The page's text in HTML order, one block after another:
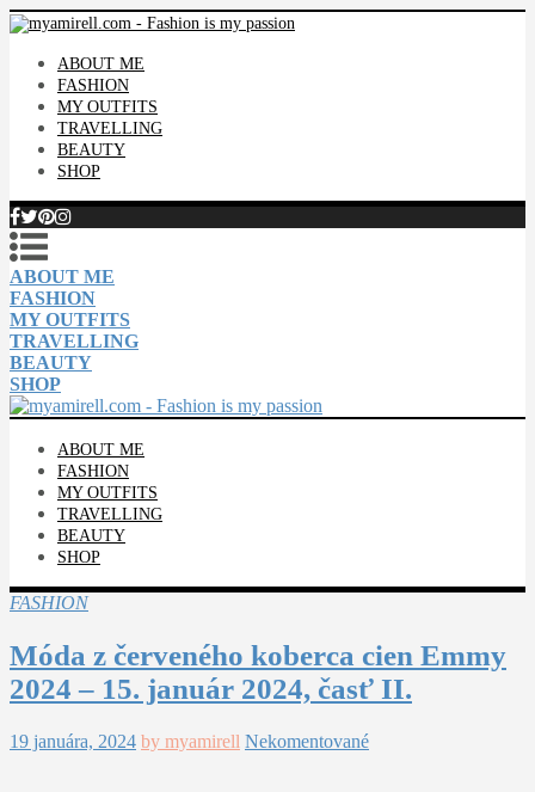
ABOUT ME
FASHION
MY OUTFITS
TRAVELLING
BEAUTY
SHOP
ABOUT ME
FASHION
MY OUTFITS
TRAVELLING
BEAUTY
SHOP
ABOUT ME
FASHION
MY OUTFITS
TRAVELLING
BEAUTY
SHOP
FASHION
Móda z červeného koberca cien Emmy
2024 – 15. január 2024, časť II.
19 januára, 2024 by myamirell Nekomentované